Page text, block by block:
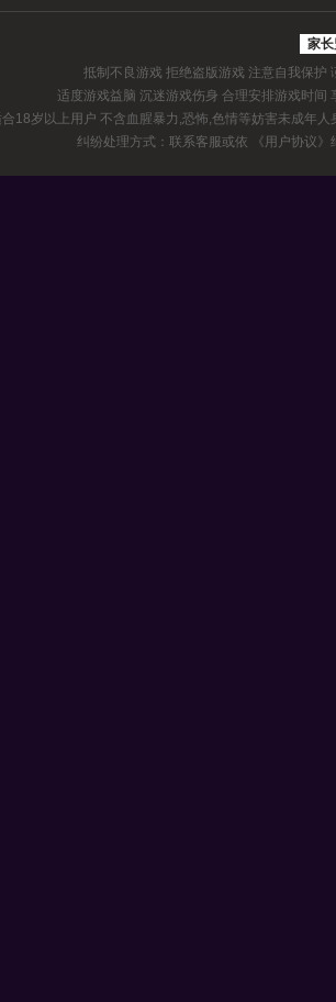
家
抵制不良游戏 拒绝盗版游戏 注意自我保护
适度游戏益脑 沉迷游戏伤身 合理安排游戏时间
18岁以上用户 不含血腥暴力,恐怖,色情等妨害未成年人
纠纷处理方式：联系客服或依
《用户协议》